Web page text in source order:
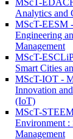
MScT-
Analytics and
MScT-EESM
Engineering
Management
MScT-
Smart Cities
MScT-IOT -
Innovation
(IoT)
MScT-
Environment :
Management